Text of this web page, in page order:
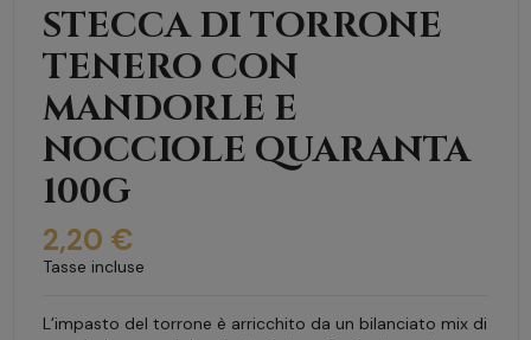
STECCA DI TORRONE
TENERO CON
MANDORLE E
NOCCIOLE QUARANTA
100G
2,20 €
Tasse incluse
L’impasto del torrone è arricchito da un bilanciato mix di